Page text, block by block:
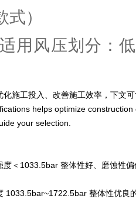
式）
用风压划分：
施工投入、改善施工效率，下文
helps optimize
your selection.
度＜1033.5bar 整体性好、磨蚀性
1033.5bar~1722.5bar 整体性优良